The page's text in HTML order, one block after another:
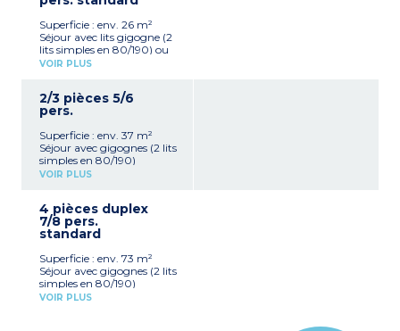
vitrocéramique, combiné
gril/micro-ondes, lave-
vaisselle, hotte aspirante,
cafetière à capsules,
pain)
Salle de douche ou de bain,
WC séparé pour la plupart
sud-ouest (rez-de-
chaussée pour la
majorité), vue vallée pour
la plupart
Superficie : env. 26 m²
Séjour avec lits gigogne (2
lits simples en 80/190) ou
canapé lit double
superposés en 80/190
Kitchenette équipée
vitrocéramique, combiné
gril/micro-ondes, lave-
vaisselle, hotte aspirante,
cafetière à capsules,
pain)
Salle de douche ou de bain,
WC séparé pour la plupart
Exposition Nord (rez-de-
côté parking ou talus
VOIR PLUS
2/3 pièces 5/6
pers.
Superficie : env. 37 m²
Séjour avec gigognes (2 lits
simples en 80/190)
Kitchenette équipée
gril/micro-ondes, lave-
vaisselle, hotte aspirante,
cafetière à capsules,
pain)
Chambre avec 1 lit double
en 140/190
Cabine avec 2 lits
VOIR PLUS
4 pièces duplex
7/8 pers.
standard
Superficie : env. 73 m²
Séjour avec gigognes (2 lits
simples en 80/190)
Kitchenette équipée
VOIR PLUS